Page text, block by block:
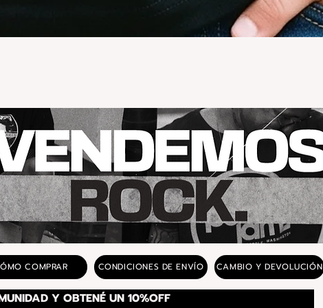
COMPRAR CONDICIONES DE ENVÍO CAMBIO Y DEVOLUCIÓN